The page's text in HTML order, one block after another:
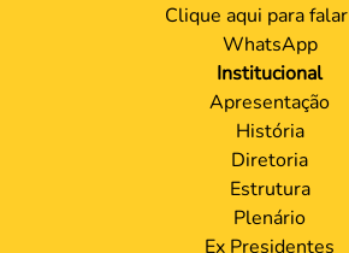
Clique aqui para
WhatsApp
Institucional
Apresentação
História
Diretoria
Estrutura
Plenário
Ex Presidentes